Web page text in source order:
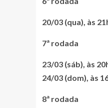
20/03 (qua), às
7ª rodada
23/03 (sáb), às
24/03 (dom), às
8ª rodada